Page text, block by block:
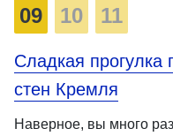
09 10 11
Сладкая прогулка
стен Кремля
Наверное, вы много